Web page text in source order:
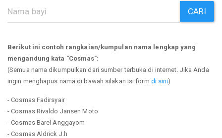
CARI
Berikut ini contoh rangkaian/kumpulan nama lengkap yang
mengandung kata "Cosmas":
(Semua nama dikumpulkan dari sumber terbuka di internet. Jika Anda
ingin menghapus nama di bawah silakan isi form di sini)
- Cosmas Fadirsyair
- Cosmas Rivaldo Jansen Moto
- Cosmas Barel Anggayom
- Cosmas Aldrick J.h